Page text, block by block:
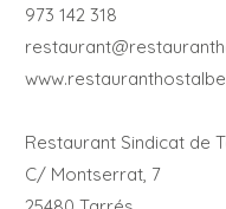
973 142 318
Restaurant Sindicat de
C/ Montserrat, 7